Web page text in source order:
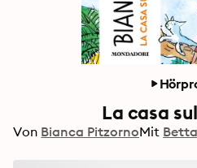
La casa
Von Bianca PitzornoMit